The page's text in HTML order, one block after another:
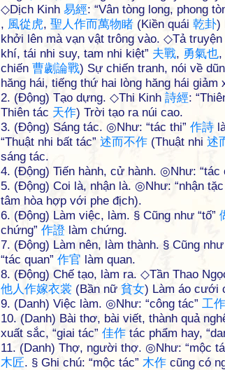
◇Dịch Kinh 易經: “Vân tòng long, phong
, 風從虎, 聖 人作而萬物睹 (Kiền quái 乾卦)
khởi lên mà vạn vật trông vào. ◇Tả truyện
khí, tái nhi suy, tam nhi kiệt” 夫戰, 勇氣也,
chiến 曹劌論戰) Sự chiến tranh, nói về
hăng hái, tiếng thứ hai lòng hăng hái
2. (Động) Tạo dựng. ◇Thi Kinh 詩經:
Thiên tác 天作) Trời tạo ra núi cao.
3. (Động) Sáng tác. ◎Như: “tác thi” 作詩
“Thuật nhi bất tác” 述而不作 (Thuật nhi 述
sáng tác.
4. (Động) Tiến hành, cử hành. ◎Như: “tác
5. (Động) Coi là, nhận là. ◎Như: “nhận tặc
tâm hòa hợp với phe địch).
6. (Động) Làm việc, làm. § Cũng như “tố”
chứng” 作證 làm chứng.
7. (Động) Làm nên, làm thành. § Cũng như
“tác quan” 作官 làm quan.
8. (Động) Chế tạo, làm ra. ◇Tần Thao
他人作嫁衣裳 (Bần nữ 貧女) Làm áo cưới
9. (Danh) Việc làm. ◎Như: “công tác” 工作
10. (Danh) Bài thơ, bài viết, thành quả
xuất sắc, “giai tác” 佳作 tác phẩm hay,
11. (Danh) Thợ, người thợ. ◎Như: “mộc
木匠. § Ghi chú: “mộc tác” 木作 cũng có